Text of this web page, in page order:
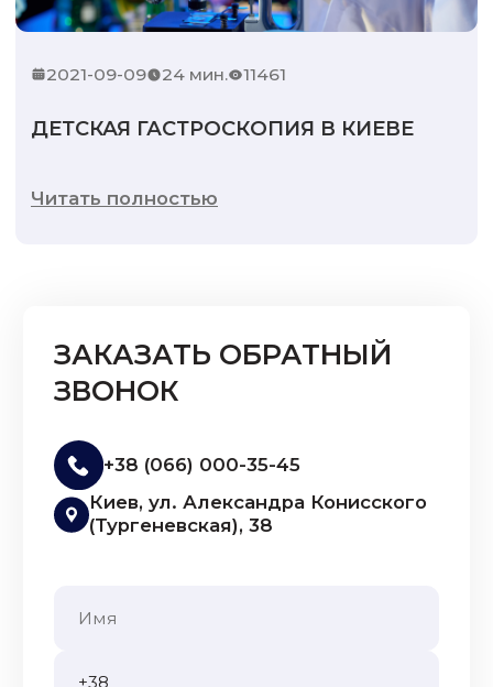
2021-09-09 24 мин. 11461
ДЕТСКАЯ ГАСТРОСКОПИЯ В КИЕВЕ
Читать полностью
ЗАКАЗАТЬ ОБРАТНЫЙ
ЗВОНОК
+38 (066) 000-35-45
Киев, ул. Александра Конисского
(Тургеневская), 38